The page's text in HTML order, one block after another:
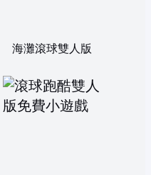
海灘滾球雙人版